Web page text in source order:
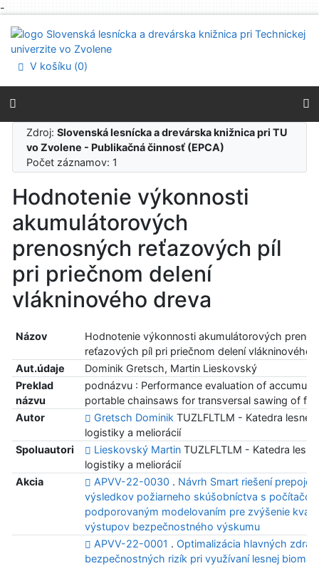
-
Prejsť na menu
Prehlásenie o webovej prístupnosti
V košíku (0)
Zdroj:Slovenská lesnícka a drevárska knižnica pri TU
vo Zvolene - Publikačná činnosť (EPCA)
Počet záznamov: 1
Hodnotenie výkonnosti
akumulátorových
prenosných reťazových píl
pri priečnom delení
vlákninového dreva
Názov
Hodnotenie výkonnosti akumulátorových
reťazových píl pri priečnom delení vlákninového
Aut.údaje
Dominik Gretsch, Martin Lieskovský
Preklad
názvu
podnázvu : Performance evaluation of
portable chainsaws for transversal sawing of
Autor
Gretsch DominikTUZLFLTLM - Katedra lesnej
logistiky a meliorácií
Spoluautori
Lieskovský MartinTUZLFLTLM - Katedra
logistiky a meliorácií
Akcia
APVV-22-0030 . Návrh Smart riešení
výsledkov požiarneho skúšobníctva s
podporovaným modelovaním pre zvýšenie
výstupov bezpečnostného výskumu
APVV-22-0001 . Optimalizácia hlavných
bezpečnostných rizík pri využívaní lesnej